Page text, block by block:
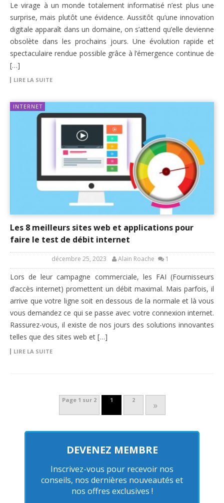
Le virage à un monde totalement informatisé n’est plus une
surprise, mais plutôt une évidence. Aussitôt qu’une innovation
digitale apparaît dans un domaine, on s’attend qu’elle devienne
obsolète dans les prochains jours. Une évolution rapide et
spectaculaire rendue possible grâce à l’émergence continue de
[…]
LIRE LA SUITE
INTERNET
Les 8 meilleurs sites web et applications pour
faire le test de débit internet
décembre 25, 2023 Alain Roache 1
Lors de leur campagne commerciale, les FAI (Fournisseurs
d’accès internet) promettent un débit maximal. Mais parfois, il
arrive que votre ligne soit en dessous de la normale et là vous
vous demandez ce qui se passe avec votre connexion internet.
Rassurez-vous, il existe de nos jours des solutions innovantes
telles que des sites web et […]
LIRE LA SUITE
Page 1 sur 2 1 2 »
DEVENEZ MEMBRE
Inscrivez-vous pour recevoir nos
conseils, nos dernières nouveautés et
nos offres exclusives !